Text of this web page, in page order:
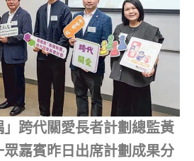
跨代關愛長者計劃總監黃
嘉賓昨日出席計劃成果分